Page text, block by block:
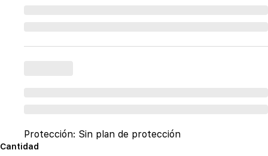
Protección: Sin plan de protección
Cantidad